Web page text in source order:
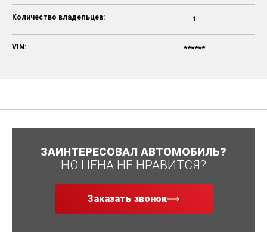
Количество владельцев:
VIN:
1
******
ЗАИНТЕРЕСОВАЛ АВТОМОБИЛЬ?
НО ЦЕНА НЕ НРАВИТСЯ?
Заказать звонок